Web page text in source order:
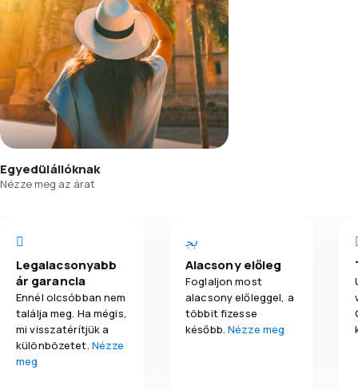
Egyedülállóknak
Nézze meg az árat
Legalacsonyabb
ár garancia
Ennél olcsóbban nem
találja meg. Ha mégis,
mi visszatérítjük a
különbözetet. Nézze
meg
Alacsony előleg
Foglaljon most
alacsony előleggel, a
többit fizesse
később.Nézze meg